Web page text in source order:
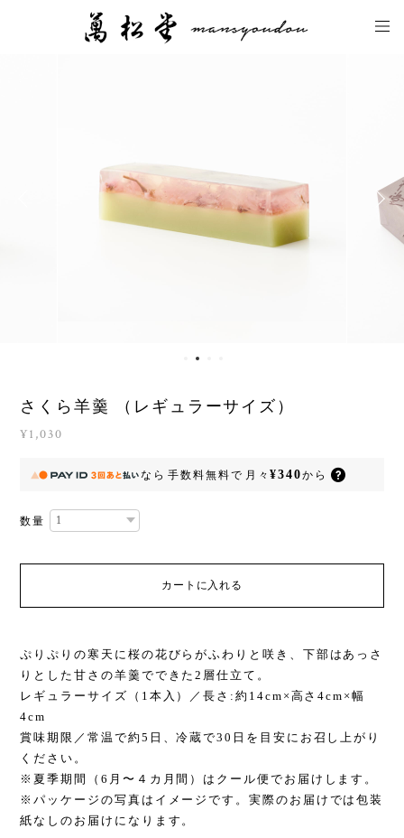
さくら羊羹 （レギュラーサイズ）
¥1,030
なら 手数料無料で 月々¥340から
数量
カートに入れる
ぷりぷりの寒天に桜の花びらがふわりと咲き、下部はあっさ
りとした甘さの羊羹でできた2層仕立て。
レギュラーサイズ（1本入）／長さ:約14cm×高さ4cm×幅
4cm
賞味期限／常温で約5日、冷蔵で30日を目安にお召し上がり
ください。
※夏季期間（6月〜４カ月間）はクール便でお届けします。
※パッケージの写真はイメージです。実際のお届けでは包装
紙なしのお届けになります。